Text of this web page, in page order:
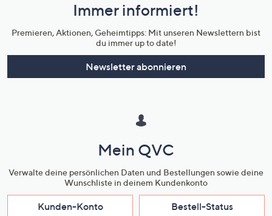
Unternehmensinformationen
Immer informiert!
Premieren, Aktionen, Geheimtipps: Mit unseren Newslettern bist
du immer up to date!
Newsletter abonnieren
Mein QVC
Verwalte deine persönlichen Daten und Bestellungen sowie deine
Wunschliste in deinem Kundenkonto
Kunden-Konto Bestell-Status